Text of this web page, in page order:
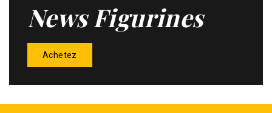
News Figurines
Achetez